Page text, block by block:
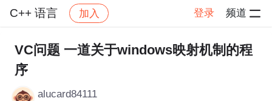
C++ 语言 加入 登录 频道
社区 C++ 语言 帖子详情
VC问题 一道关于windows映射机制的程
序
alucard84111